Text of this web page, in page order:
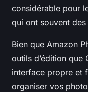
considérable pour
qui ont souvent
Bien que Amazon
outils d’édition
interface propre et
organiser vos